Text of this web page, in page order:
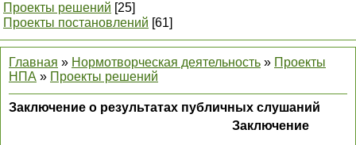
Проекты решений [25]
Проекты постановлений [61]
Главная » Нормотворческая деятельность » Проекты
НПА » Проекты решений
Заключение о результатах публичных слушаний
Заключение